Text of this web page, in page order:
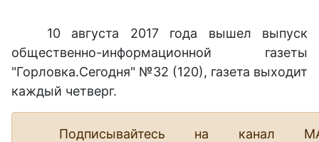
10 августа 2017 года вышел выпуск
общественно-информационной газеты
"Горловка.Сегодня" №32 (120), газета выходит
каждый четверг.
Подписывайтесь на канал